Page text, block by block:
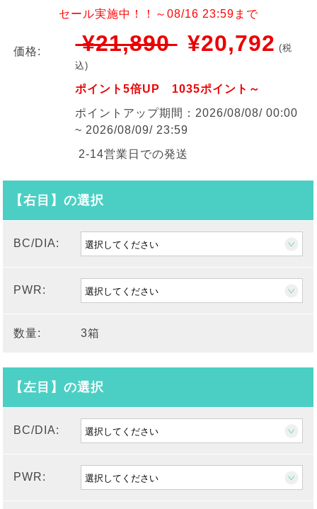
セール実施中！！～08/16 23:59まで
価格: ¥21,890 ¥20,792 (税
込)
ポイント5倍UP 1035ポイント～
ポイントアップ期間：2026/08/08/ 00:00
~ 2026/08/09/ 23:59
2-14営業日での発送
【右目】の選択
BC/DIA:
PWR:
数量: 3箱
【左目】の選択
BC/DIA:
PWR: